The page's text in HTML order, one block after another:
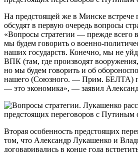
На предстоящей же в Минске встрече
обсудят в первую очередь вопросы
«Вопросы стратегии — прежде всего
мы будем говорить о военно-
наших государств. Конечно, мы не
ВПК (там, где производят
но мы будем говорить и об
нашего (Союзного. — Прим. БЕЛТА)
— это экономика», — заявил
Вторая особенность предстоящих
том, что Александр Лукашенко и
договаривались в конце года